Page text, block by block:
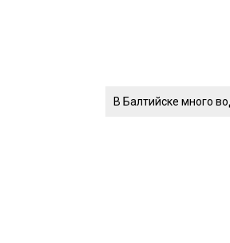
В Балтийске много